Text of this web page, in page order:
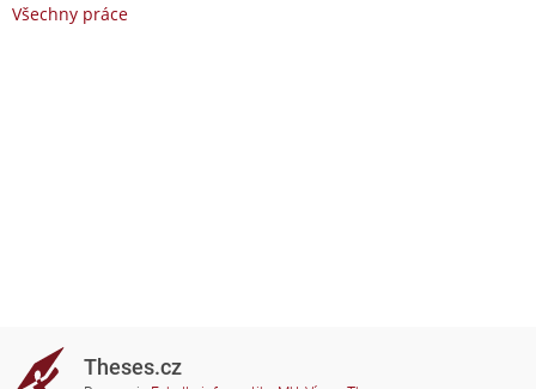
Všechny práce
Theses.cz